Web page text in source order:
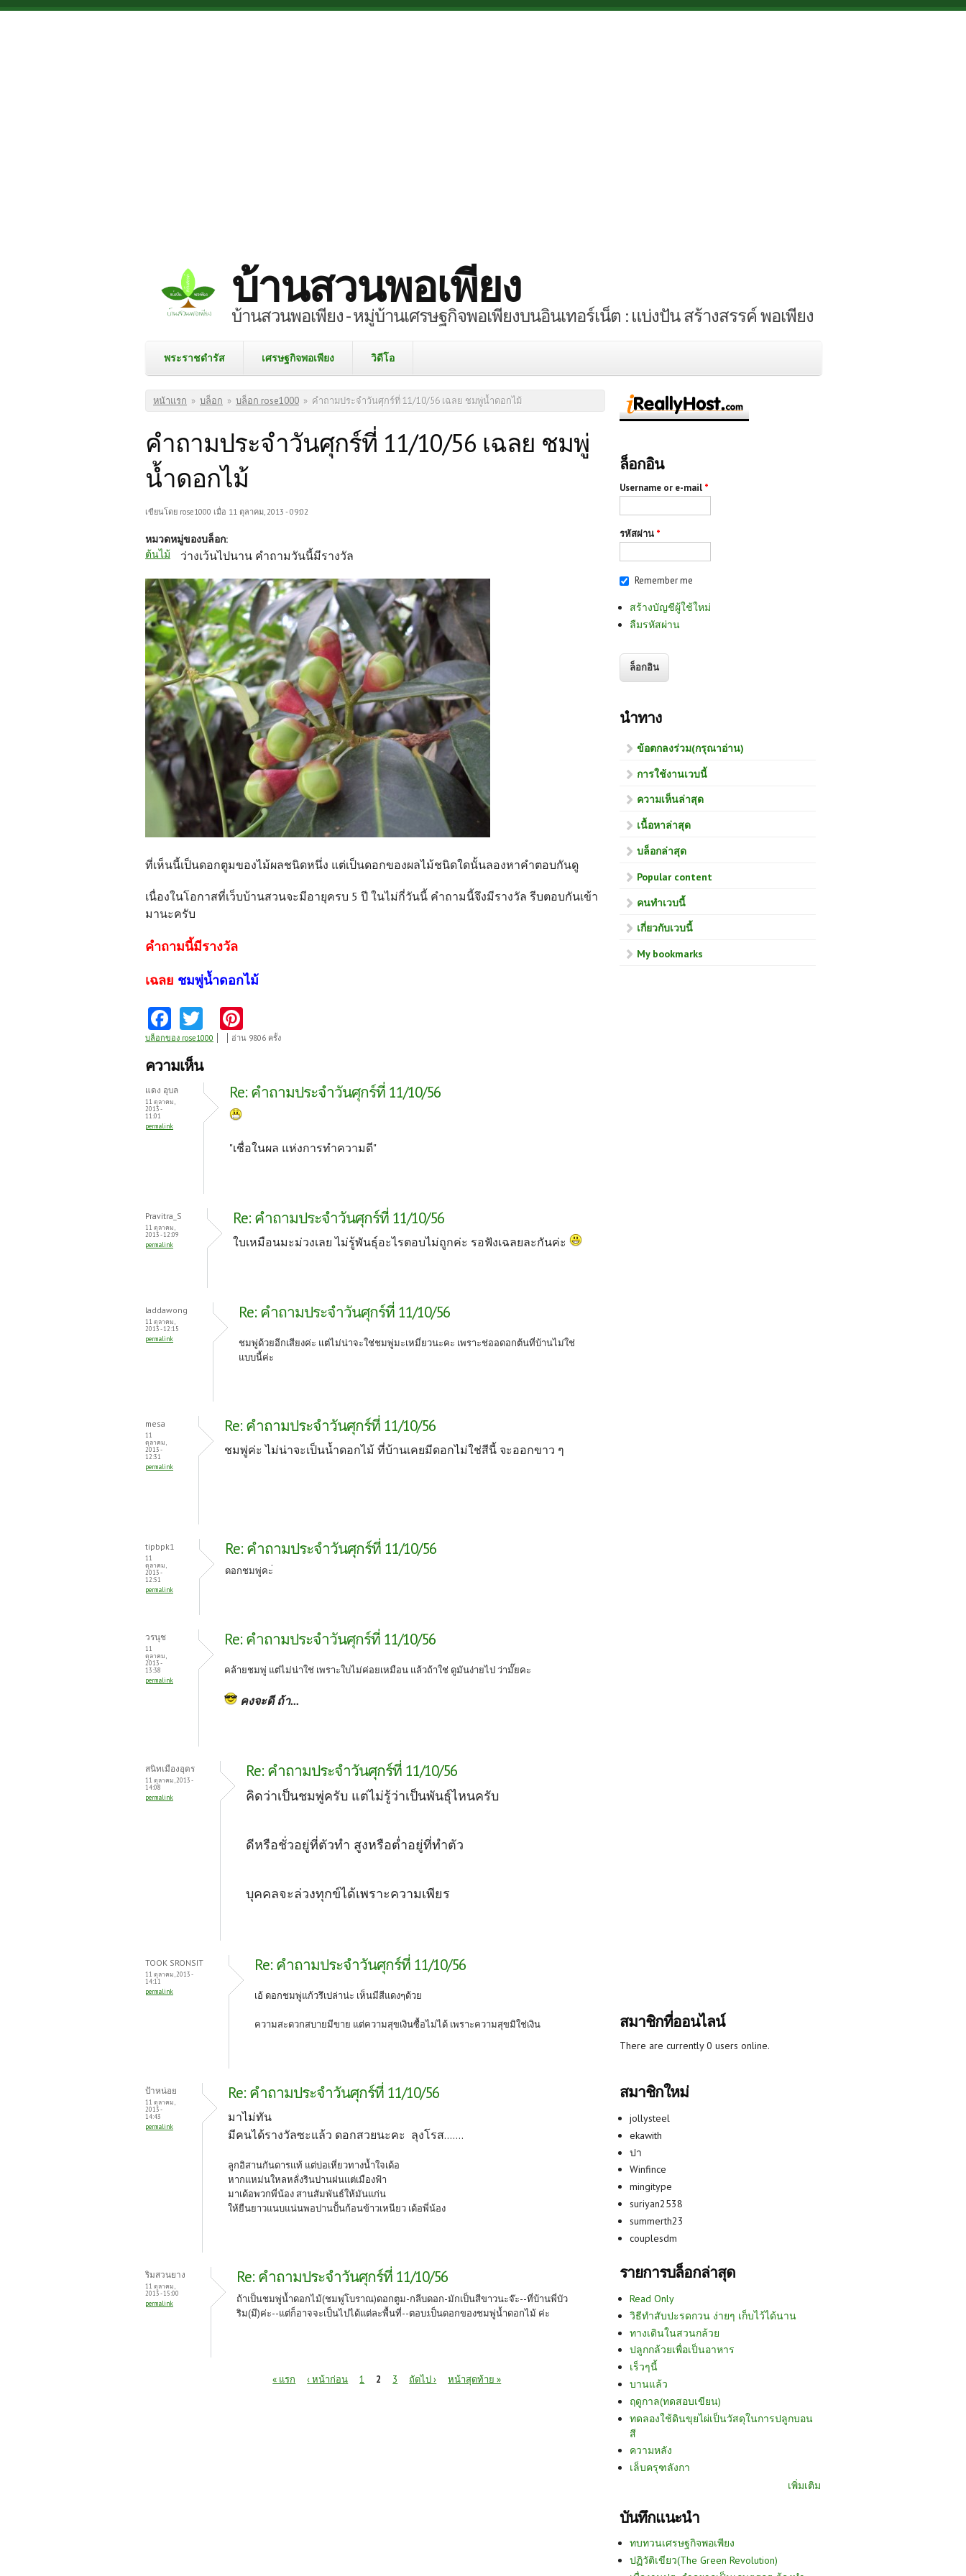
Skip to main content
บ้านสวนพอเพียง
บ้านสวนพอเพียง - หมู่บ้านเศรษฐกิจพอเพียงบนอินเทอร์เน็ต : แบ่งปัน สร้างสรรค์ พอเพียง
พระราชดำรัส เศรษฐกิจพอเพียง วิดีโอ
คุณอยู่ที่นี่
หน้าแรก » บล็อก » บล็อก rose1000 » คำถามประจำวันศุกร์ที่ 11/10/56 เฉลย ชมพู่น้ำดอกไม้
คำถามประจำวันศุกร์ที่ 11/10/56 เฉลย ชมพู่
น้ำดอกไม้
เขียนโดย rose1000 เมื่อ 11 ตุลาคม, 2013 - 09:02
หมวดหมู่ของบล็อก:
ต้นไม้
ว่างเว้นไปนาน คำถามวันนี้มีรางวัล
ที่เห็นนี้เป็นดอกตูมของไม้ผลชนิดหนึ่ง แต่เป็นดอกของผลไม้ชนิดใดนั้นลองหาคำตอบกันดู
เนื่องในโอกาสที่เว็บบ้านสวนจะมีอายุครบ 5 ปี ในไม่กี่วันนี้ คำถามนี้จึงมีรางวัล รีบตอบกันเข้า
มานะครับ
คำถามนี้มีรางวัล
เฉลย ชมพู่น้ำดอกไม้
Fa
ce
b
o
o
k
w
itt
er
nt
es
t
บล็อกของ rose1000 อ่าน 9806 ครั้ง
ความเห็น
แดง อุบล
11 ตุลาคม,
2013 -
11:01
permalink
Re: คำถามประจำวันศุกร์ที่ 11/10/56
"เชื่อในผล แห่งการทำความดี"
Pravitra_S
11 ตุลาคม,
2013 - 12:09
permalink
Re: คำถามประจำวันศุกร์ที่ 11/10/56
ใบเหมือนมะม่วงเลย ไม่รู้พันธุ์อะไรตอบไม่ถูกค่ะ รอฟังเฉลยละกันค่ะ
laddawong
11 ตุลาคม,
2013 - 12:15
permalink
Re: คำถามประจำวันศุกร์ที่ 11/10/56
ชมพู่ด้วยอีกเสียงค่ะ แต่ไม่น่าจะใช่ชมพู่มะเหมี่ยวนะคะ เพราะช่ออดอกต้นที่บ้านไม่ใช่
แบบนี้ค่ะ
mesa
11
ตุลาคม,
2013 -
12:31
permalink
Re: คำถามประจำวันศุกร์ที่ 11/10/56
ชมพู่ค่ะ ไม่น่าจะเป็นน้ำดอกไม้ ที่บ้านเคยมีดอกไม่ใช่สีนี้ จะออกขาว ๆ
tipbpk1
11
ตุลาคม,
2013 -
12:51
permalink
Re: คำถามประจำวันศุกร์ที่ 11/10/56
ดอกชมพู่คะ่
วรนุช
11
ตุลาคม,
2013 -
13:38
permalink
Re: คำถามประจำวันศุกร์ที่ 11/10/56
คล้ายชมพู่ แต่ไม่น่าใช่ เพราะใบไม่ค่อยเหมือน แล้วถ้าใช่ ดูมันง่ายไป ว่ามั๊ยคะ
คงจะดี ถ้า...
สนิทเมืองอุดร
11 ตุลาคม, 2013 -
14:08
permalink
Re: คำถามประจำวันศุกร์ที่ 11/10/56
คิดว่าเป็นชมพู่ครับ แต่ไม่รู้ว่าเป็นพันธุ์ไหนครับ
ดีหรือชั่วอยู่ที่ตัวทำ สูงหรือต่ำอยู่ที่ทำตัว
บุคคลจะล่วงทุกข์ได้เพราะความเพียร
TOOK SRONSIT
11 ตุลาคม, 2013 -
14:11
permalink
Re: คำถามประจำวันศุกร์ที่ 11/10/56
เอ้ ดอกชมพู่แก้วรึเปล่าน่ะ เห็นมีสีแดงๆด้วย
ความสะดวกสบายมีขาย แต่ความสุขเงินซื้อไม่ได้ เพราะความสุขมิใช่เงิน
ป้าหน่อย
11 ตุลาคม,
2013 -
14:43
permalink
Re: คำถามประจำวันศุกร์ที่ 11/10/56
มาไม่ทัน
มีคนได้รางวัลซะแล้ว ดอกสวยนะคะ ลุงโรส.......
ลูกอิสานกันดารแท้ แต่บ่อเหี่ยวทางน้ำใจเด้อ
หากแหม่นใหลหลั่งรินปานฝนแต่เมืองฟ้า
มาเด้อพวกพี่น้อง สานสัมพันธ์ให้มันแก่น
ให้ยืนยาวแนบแน่นพอปานปั้นก้อนข้าวเหนียว เด้อพี่น้อง
ริมสวนยาง
11 ตุลาคม,
2013 - 15:00
permalink
Re: คำถามประจำวันศุกร์ที่ 11/10/56
ถ้าเป็นชมพู่น้ำดอกไม้(ชมพู่โบราณ)ดอกตูม-กลีบดอก-มักเป็นสีขาวนะจ๊ะ--ที่บ้านพี่บัว
ริม(มี)ค่ะ--แต่ก็อาจจะเป็นไปได้แต่ละพื้นที่--ตอบ:เป็นดอกของชมพู่น้ำดอกไม้ ค่ะ
« แรก ‹ หน้าก่อน 1 2 3 ถัดไป › หน้าสุดท้าย »
ล็อกอิน
Username or e-mail *
รหัสผ่าน *
Remember me
สร้างบัญชีผู้ใช้ใหม่
ลืมรหัสผ่าน
นำทาง
ข้อตกลงร่วม(กรุณาอ่าน)
การใช้งานเวบนี้
ความเห็นล่าสุด
เนื้อหาล่าสุด
บล็อกล่าสุด
Popular content
คนทำเวบนี้
เกี่ยวกับเวบนี้
My bookmarks
สมาชิกที่ออนไลน์
There are currently 0 users online.
สมาชิกใหม่
jollysteel
ekawith
ปา
Winfince
mingitype
suriyan2538
summerth23
couplesdm
รายการบล็อกล่าสุด
Read Only
วิธีทำสับปะรดกวน ง่ายๆ เก็บไว้ได้นาน
ทางเดินในสวนกล้วย
ปลูกกล้วยเพื่อเป็นอาหาร
เร็วๆนี้
บานแล้ว
ฤดูกาล(ทดสอบเขียน)
ทดลองใช้ดินขุยไผ่เป็นวัสดุในการปลูกบอน
สี
ความหลัง
เล็บครุฑลังกา
เพิ่มเติม
บันทึกแนะนำ
ทบทวนเศรษฐกิจพอเพียง
ปฏิวัติเขียว(The Green Revolution)